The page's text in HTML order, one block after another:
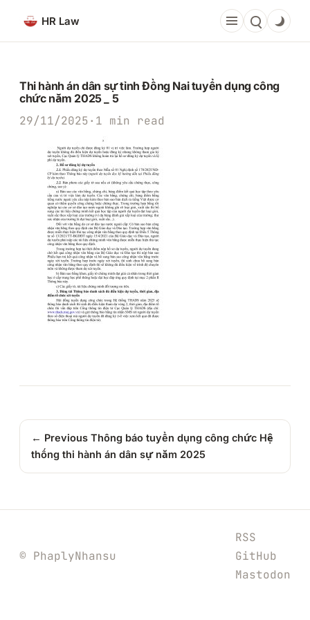
phần
dung
HR Law
Thi hành án dân sự tỉnh Đồng Nai tuyển dụng công
chức năm 2025 _ 5
29/11/2025· 1 min read
← Previous Thông báo tuyển dụng công chức Hệ
thống thi hành án dân sự năm 2025
© PhaplyNhansu
RSS
GitHub
Mastodon